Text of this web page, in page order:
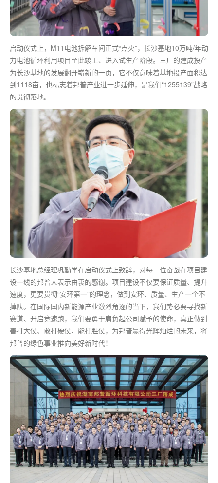
启动仪式上，M11电池拆解车间正式“点火”，长沙基地10万吨/年动
力电池循环利用项目至此竣工、进入试生产阶段。三厂的建成投产
为长沙基地的发展翻开崭新的一页，它不仅意味着基地投产面积达
到1118亩，也标志着邦普产业进一步延伸，是我们“1255139”战略
的贯彻落地。
长沙基地总经理巩勤学在启动仪式上致辞，对每一位奋战在项目建
设一线的邦普人表示由衷的感谢。项目建设不仅要保证质量、提升
速度，更要贯彻“安环第一”的理念，做到安环、质量、生产一个不
掉队。在国际国内新能源产业激烈角逐的当下，我们势必要寻找新
赛道、开启竞速跑，我们要勇于肩负起公司赋予的使命，真正做到
善打大仗、敢打硬仗、能打胜仗，为邦普赢得光辉灿烂的未来，将
邦普的绿色事业推向美好新时代！